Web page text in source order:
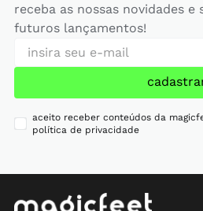
receba as nossas novidades e
futuros lançamentos!
aceito receber conteúdos da
política de privacidade